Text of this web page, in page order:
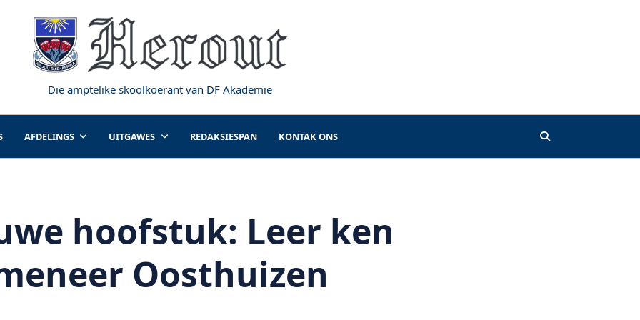
Die amptelike skoolkoerant van DF Akademie
AFDELINGS UITGAWES REDAKSIESPAN KONTAK ONS
hoofstuk: Leer ken
Oosthuizen